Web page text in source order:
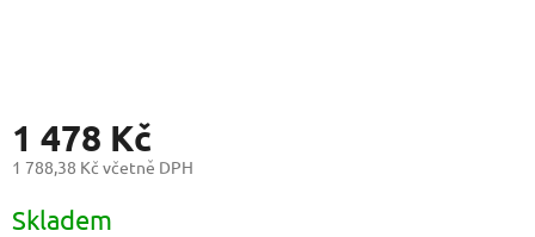
1 478 Kč
1 788,38 Kč včetně DPH
cena:
Skladem